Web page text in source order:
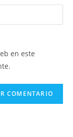
en este